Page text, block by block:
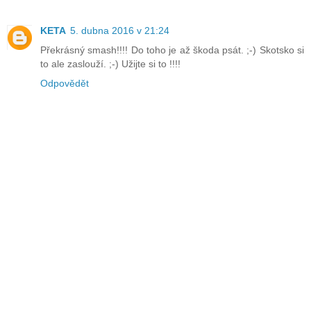
KETA 5. dubna 2016 v 21:24
Překrásný smash!!!! Do toho je až škoda psát. ;-) Skotsko si
to ale zaslouží. ;-) Užijte si to !!!!
Odpovědět